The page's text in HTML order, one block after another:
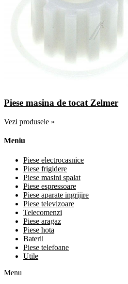
Piese masina de tocat Zelmer
Vezi produsele »
Meniu
Piese electrocasnice
Piese frigidere
Piese masini spalat
Piese espressoare
Piese aparate ingrijire
Piese televizoare
Telecomenzi
Piese aragaz
Piese hota
Baterii
Piese telefoane
Utile
Menu